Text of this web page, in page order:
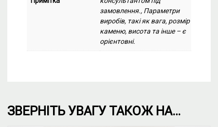
замовлення., Параметри
виробів, такі як вага, розмір
каменю, висота та інше – є
орієнтовні.
ЗВЕРНІТЬ УВАГУ ТАКОЖ НА…